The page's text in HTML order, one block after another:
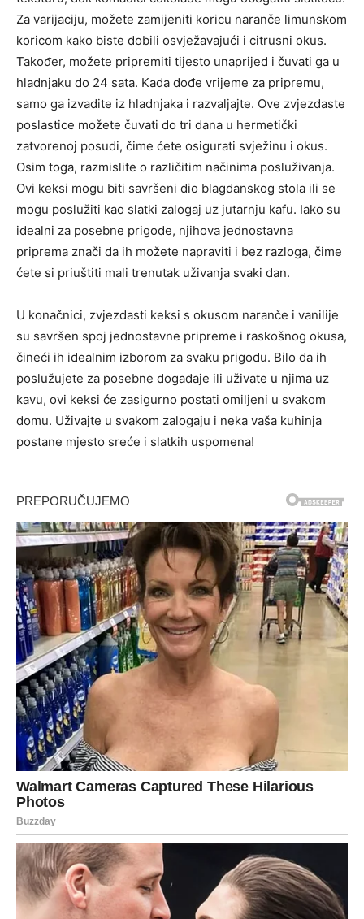
Za varijaciju, možete zamijeniti koricu naranče limunskom
koricom kako biste dobili osvježavajući i citrusni okus.
Također, možete pripremiti tijesto unaprijed i čuvati ga u
hladnjaku do 24 sata. Kada dođe vrijeme za pripremu,
samo ga izvadite iz hladnjaka i razvaljajte. Ove zvjezdaste
poslastice možete čuvati do tri dana u hermetički
zatvorenoj posudi, čime ćete osigurati svježinu i okus.
Osim toga, razmislite o različitim načinima posluživanja.
Ovi keksi mogu biti savršeni dio blagdanskog stola ili se
mogu poslužiti kao slatki zalogaj uz jutarnju kafu. Iako su
idealni za posebne prigode, njihova jednostavna
priprema znači da ih možete napraviti i bez razloga, čime
ćete si priuštiti mali trenutak uživanja svaki dan.
U konačnici, zvjezdasti keksi s okusom naranče i vanilije
su savršen spoj jednostavne pripreme i raskošnog okusa,
čineći ih idealnim izborom za svaku prigodu. Bilo da ih
poslužujete za posebne događaje ili uživate u njima uz
kavu, ovi keksi će zasigurno postati omiljeni u svakom
domu. Uživajte u svakom zalogaju i neka vaša kuhinja
postane mjesto sreće i slatkih uspomena!